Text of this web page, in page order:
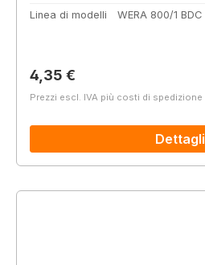
Linea di modelli
WERA 800/1 BDC
Prezzo normale:
4,35 €
Prezzi escl. IVA più costi di spedizione
Dettagli